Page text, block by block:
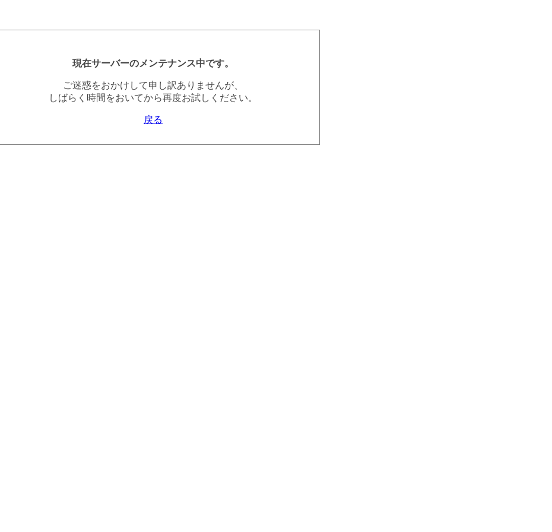
現在サーバーのメンテナンス中です。
ご迷惑をおかけして申し訳ありませんが、
しばらく時間をおいてから再度お試しください。
戻る